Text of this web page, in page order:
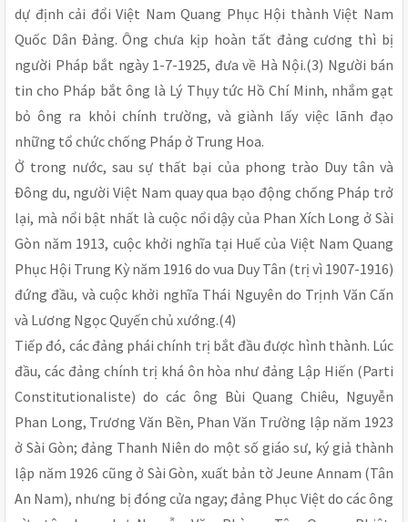
dự định cải đổi Việt Nam Quang Phục Hội thành Việt Nam
Quốc Dân Ðảng. Ông chưa kịp hoàn tất đảng cương thì bị
người Pháp bắt ngày 1-7-1925, đưa về Hà Nội.(3) Người bán
tin cho Pháp bắt ông là Lý Thụy tức Hồ Chí Minh, nhắm gạt
bỏ ông ra khỏi chính trường, và giành lấy việc lãnh đạo
những tổ chức chống Pháp ở Trung Hoa.
Ở trong nước, sau sự thất bại của phong trào Duy tân và
Ðông du, người Việt Nam quay qua bạo động chống Pháp trở
lại, mà nổi bật nhất là cuộc nổi dậy của Phan Xích Long ở Sài
Gòn năm 1913, cuộc khởi nghĩa tại Huế của Việt Nam Quang
Phục Hội Trung Kỳ năm 1916 do vua Duy Tân (trị vì 1907-1916)
đứng đầu, và cuộc khởi nghĩa Thái Nguyên do Trịnh Văn Cấn
và Lương Ngọc Quyến chủ xướng.(4)
Tiếp đó, các đảng phái chính trị bắt đầu được hình thành. Lúc
đầu, các đảng chính trị khá ôn hòa như đảng Lập Hiến (Parti
Constitutionaliste) do các ông Bùi Quang Chiêu, Nguyễn
Phan Long, Trương Văn Bền, Phan Văn Trường lập năm 1923
ở Sài Gòn; đảng Thanh Niên do một số giáo sư, ký giả thành
lập năm 1926 cũng ở Sài Gòn, xuất bản tờ Jeune Annam (Tân
An Nam), nhưng bị đóng cửa ngay; đảng Phục Việt do các ông